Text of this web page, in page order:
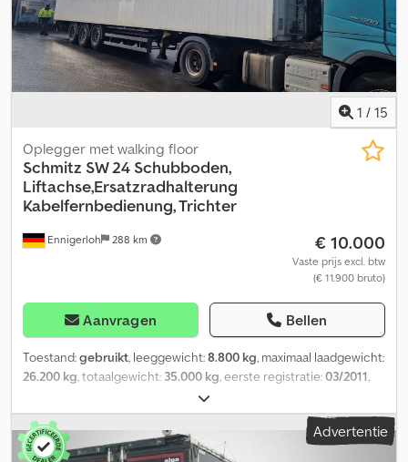
1 / 15
Ennigerloh 288 km
Oplegger met walking floor
Schmitz SW 24 Schubboden,
Liftachse,Ersatzradhalterung
Kabelfernbedienung, Trichter
€ 10.000
Vaste prijs excl. btw
(€ 11.900 bruto)
Aanvragen Bellen
Toestand:gebruikt, leeggewicht:8.800 kg, maximaal laadgewicht:
26.200 kg, totaalgewicht: 35.000 kg, eerste registratie:03/2011,
04/2023, laadruimte lengte:
laadruimtebreedte:2.450 mm, ophanging:lucht, bandenmaten:
385/65 R 22.5, kleur: , soort overbrenging: overig,
voorbandmaat:385/65 R 22.5, achterbandmaat:
Advertentie